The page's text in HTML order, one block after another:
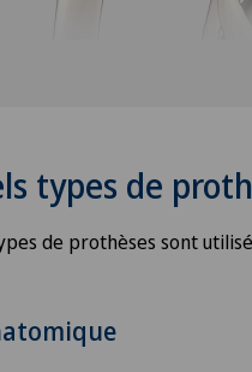
types de
de prothèses sont